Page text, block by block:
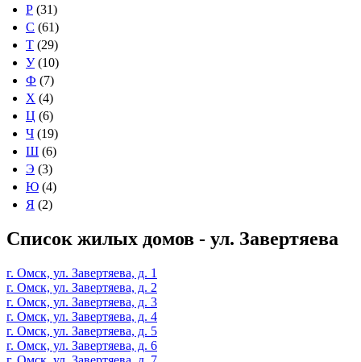
Р (31)
С (61)
Т (29)
У(10)
Ф (7)
Х (4)
Ц (6)
Ч (19)
Ш (6)
Э (3)
Ю (4)
Я (2)
Список жилых домов - ул. Завертяева
г. Омск, ул. Завертяева, д. 1
г. Омск, ул. Завертяева, д. 2
г. Омск, ул. Завертяева, д. 3
г. Омск, ул. Завертяева, д. 4
г. Омск, ул. Завертяева, д. 5
г. Омск, ул. Завертяева, д. 6